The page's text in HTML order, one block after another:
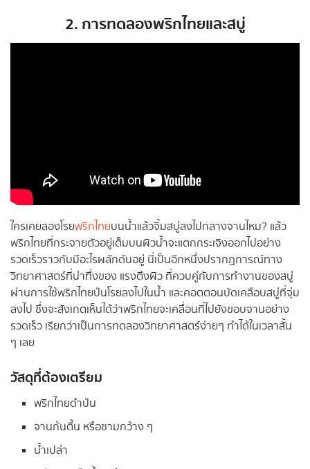
2. การทดลองพริกไทยและสบู่
ใครเคยลองโรยพริกไทยบนน้ำแล้วจิ้มสบู่ลงไปกลางจานไหม? แล้ว
พริกไทยที่กระจายตัวอยู่เต็มบนผิวน้ำจะแตกกระเจิงออกไปอย่าง
รวดเร็วราวกับมีอะไรผลักดันอยู่ นี่เป็นอีกหนึ่งปรากฏการณ์ทาง
วิทยาศาสตร์ที่น่าทึ่งของ แรงตึงผิว ที่ควบคู่กับการทำงานของสบู่
ผ่านการใช้พริกไทยป่นโรยลงไปในน้ำ และคอตตอนบัดเคลือบสบู่ที่จุ่ม
ลงไป ซึ่งจะสังเกตเห็นได้ว่าพริกไทยจะเคลื่อนที่ไปยังขอบจานอย่าง
รวดเร็ว เรียกว่าเป็นการทดลองวิทยาศาสตร์ง่ายๆ ทำได้ในเวลาสั้น
ๆ เลย
วัสดุที่ต้องเตรียม
พริกไทยดำป่น
จานก้นตื้น หรือชามกว้าง ๆ
น้ำเปล่า